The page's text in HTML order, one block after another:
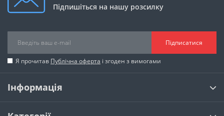
Підпишіться на нашу розсилку
Підписатися
Я прочитав Публічна оферта і згоден з вимогами
Інформація